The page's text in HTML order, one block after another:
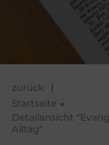
zurück |
Startseite
Detailansicht
Alltag"